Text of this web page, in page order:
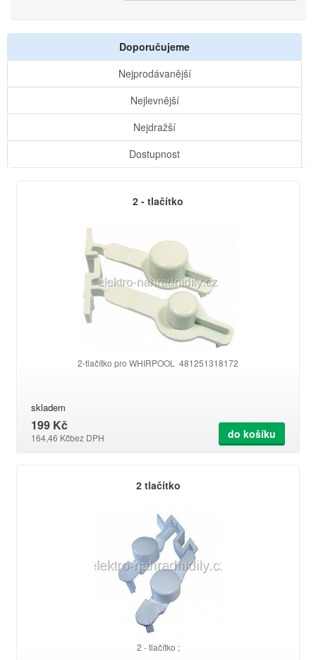
Doporučujeme
Nejprodávanější
Nejlevnější
Nejdražší
Dostupnost
2 - tlačítko
2-tlačítko pro WHIRPOOL 481251318172
skladem
199 Kč
164,46 Kčbez DPH do košíku
2 tlačítko
2 - tlačítko ;